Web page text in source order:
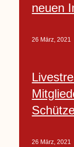
neuen
26 März, 2021
26 März, 2021